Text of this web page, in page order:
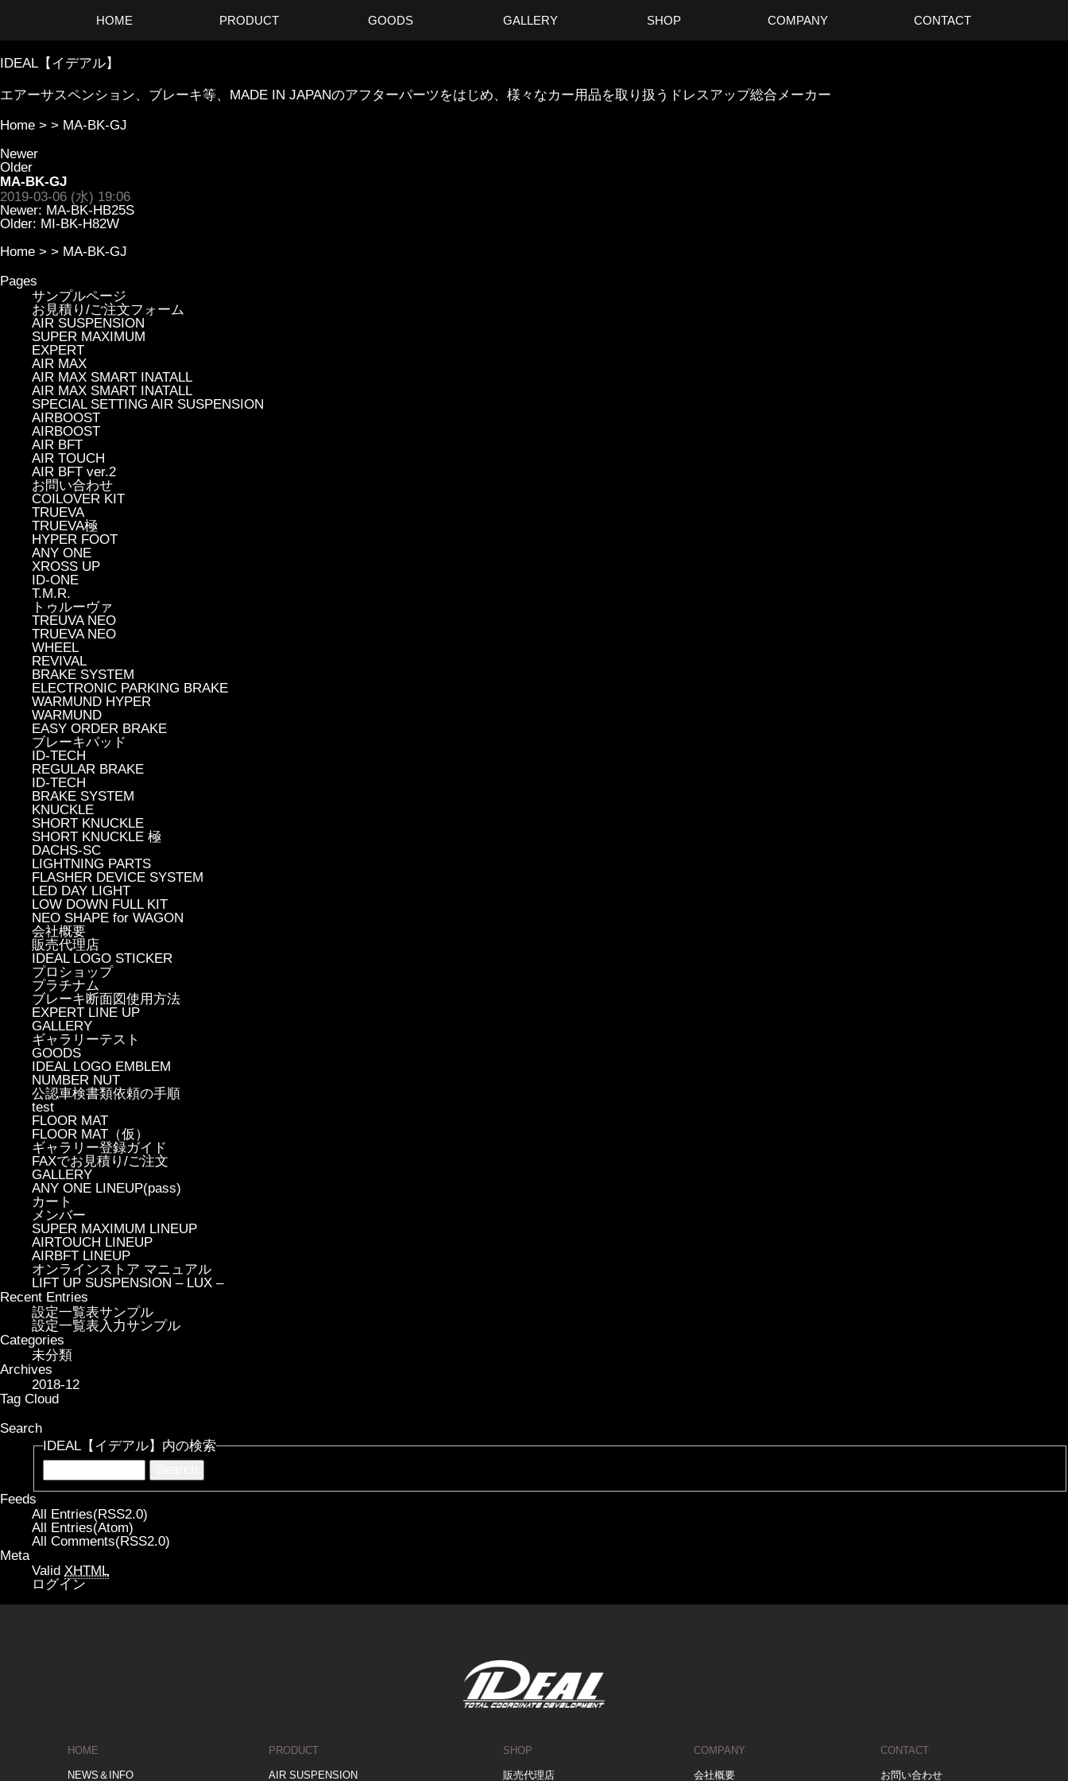
HOME PRODUCT GOODS GALLERY SHOP COMPANY CONTACT
IDEAL【イデアル】
エアーサスペンション、ブレーキ等、MADE IN JAPANのアフターパーツをはじめ、様々なカー用品を取り扱うドレスアップ総合メーカー
Home > > MA-BK-GJ
Newer
Older
MA-BK-GJ
2019-03-06 (水) 19:06
Newer: MA-BK-HB25S
Older: MI-BK-H82W
Home > > MA-BK-GJ
Pages
サンプルページ
お見積り/ご注文フォーム
AIR SUSPENSION
SUPER MAXIMUM
EXPERT
AIR MAX
AIR MAX SMART INATALL
AIR MAX SMART INATALL
SPECIAL SETTING AIR SUSPENSION
AIRBOOST
AIRBOOST
AIR BFT
AIR TOUCH
AIR BFT ver.2
お問い合わせ
COILOVER KIT
TRUEVA
TRUEVA極
HYPER FOOT
ANY ONE
XROSS UP
ID-ONE
T.M.R.
トゥルーヴァ
TREUVA NEO
TRUEVA NEO
WHEEL
REVIVAL
BRAKE SYSTEM
ELECTRONIC PARKING BRAKE
WARMUND HYPER
WARMUND
EASY ORDER BRAKE
ブレーキパッド
ID-TECH
REGULAR BRAKE
ID-TECH
BRAKE SYSTEM
KNUCKLE
SHORT KNUCKLE
SHORT KNUCKLE 極
DACHS-SC
LIGHTNING PARTS
FLASHER DEVICE SYSTEM
LED DAY LIGHT
LOW DOWN FULL KIT
NEO SHAPE for WAGON
会社概要
販売代理店
IDEAL LOGO STICKER
プロショップ
プラチナム
ブレーキ断面図使用方法
EXPERT LINE UP
GALLERY
ギャラリーテスト
GOODS
IDEAL LOGO EMBLEM
NUMBER NUT
公認車検書類依頼の手順
test
FLOOR MAT
FLOOR MAT（仮）
ギャラリー登録ガイド
FAXでお見積り/ご注文
GALLERY
ANY ONE LINEUP(pass)
カート
メンバー
SUPER MAXIMUM LINEUP
AIRTOUCH LINEUP
AIRBFT LINEUP
オンラインストア マニュアル
LIFT UP SUSPENSION – LUX –
Recent Entries
設定一覧表サンプル
設定一覧表入力サンプル
Categories
未分類
Archives
2018-12
Tag Cloud
Search
IDEAL【イデアル】内の検索
Feeds
All Entries(RSS2.0)
All Entries(Atom)
All Comments(RSS2.0)
Meta
Valid XHTML
ログイン
HOME
NEWS＆INFO
PRODUCT
AIR SUSPENSION
SHOP
販売代理店
COMPANY
会社概要
CONTACT
お問い合わせ